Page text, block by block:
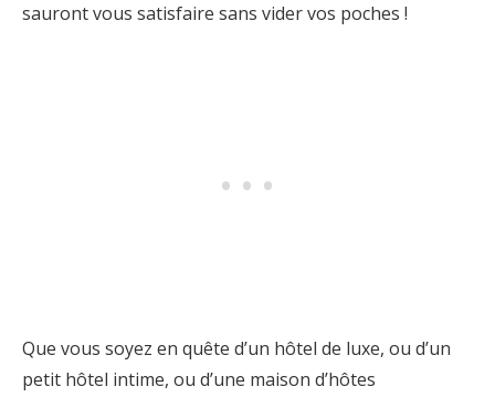
sauront vous satisfaire sans vider vos poches !
Que vous soyez en quête d’un hôtel de luxe, ou d’un
petit hôtel intime, ou d’une maison d’hôtes